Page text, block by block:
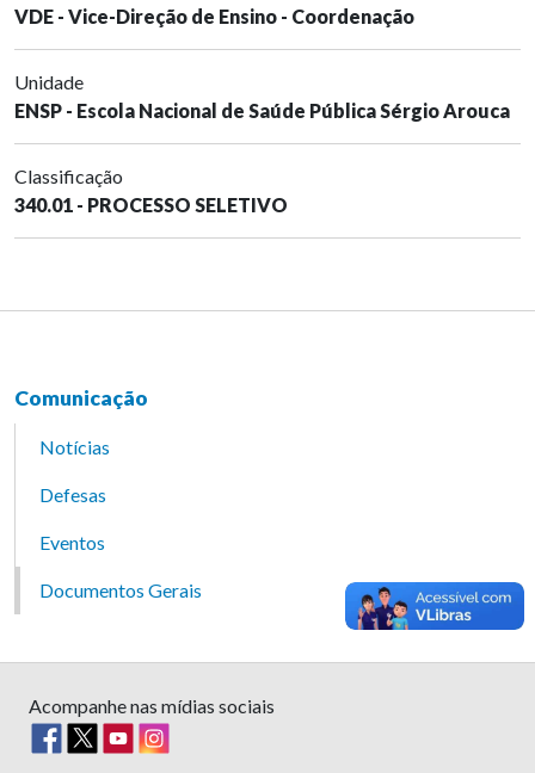
VDE - Vice-Direção de Ensino - Coordenação
Unidade
ENSP - Escola Nacional de Saúde Pública Sérgio Arouca
Classificação
340.01 - PROCESSO SELETIVO
Comunicação
Notícias
Defesas
Eventos
Documentos Gerais
Acompanhe nas mídias sociais